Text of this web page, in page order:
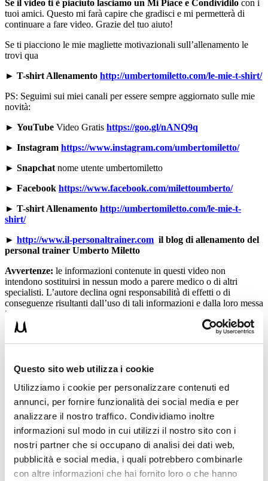
Questo sito web utilizza i cookie
Utilizziamo i cookie per personalizzare contenuti ed
annunci, per fornire funzionalità dei social media e per
analizzare il nostro traffico. Condividiamo inoltre
informazioni sul modo in cui utilizzi il nostro sito con i
nostri partner che si occupano di analisi dei dati web,
pubblicità e social media, i quali potrebbero combinarle
con altre informazioni che hai fornito loro o che hanno
Se il video ti è piaciuto lasciamo un Mi Piace e Condividilo con i
tuoi amici. Questo mi farà capire che gradisci e mi permetterà di
continuare a fare video. Grazie del tuo aiuto!
Se ti piacciono le mie magliette motivazionali sull’allenamento le
trovi qua
► T-shirt Allenamento http://umbertomiletto.com/le-mie-t-shirt/
PS: Seguimi sui miei canali per essere sempre aggiornato sulle mie
novità:
► YouTube Video Gratis https://goo.gl/nANQ9q
► Instagram https://www.instagram.com/umbertomiletto/
► Snapchat nome utente umbertomiletto
► Facebook https://www.facebook.com/milettoumberto/
► T-shirt Allenamento http://umbertomiletto.com/le-mie-t-
shirt/
► http://www.il-personaltrainer.com il blog di allenamento del
personal trainer Umberto Miletto
Avvertenze: le informazioni contenute in questi video non
intendono sostituirsi in nessun modo a parere medico o di altri
specialisti. L’autore declina ogni responsabilità di effetti o di
conseguenze risultanti dall’uso di tali informazioni e dalla loro messa
in pratica. L’allenamento con sovraccarichi, a corpo libero, con i
kettlebell, con il trx, e con altri attrezzi può causare infortuni, si
consiglia pertanto di prestare la massima attenzione e di eseguire
esercizi e metodologie adatte al proprio livello di forma. Consultare
attività fisica o regime alimentare.
Condividi:
X
Allenamento Body Building
abbinamento muscoli
palestra